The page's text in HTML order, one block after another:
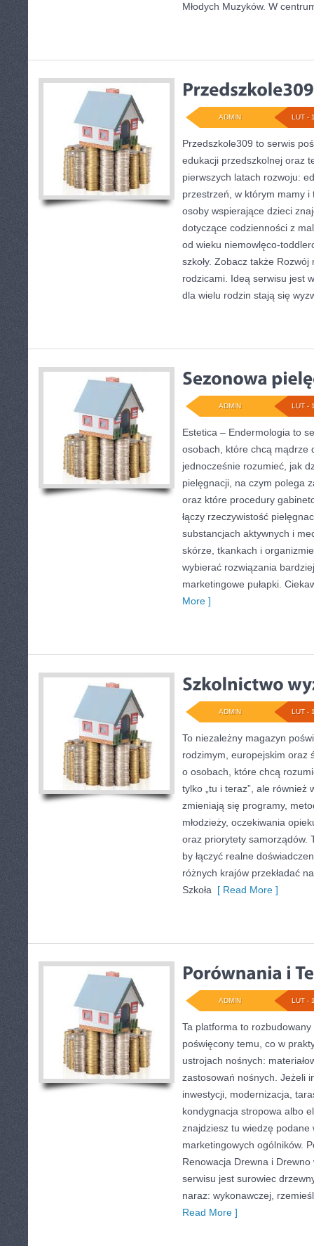
Młodych Muzyków. W
LUT -
ADMIN
Przedszkole309 to serwis
edukacji przedszkolnej oraz
pierwszych latach rozwoju:
przestrzeń, w którym mamy
osoby wspierające dzieci
dotyczące codzienności z
od wieku niemowlęco-
szkoły. Zobacz także
rodzicami. Ideą serwisu jest
dla wielu rodzin stają się
LUT -
ADMIN
Estetica – Endermologia to
osobach, które chcą mądrze
jednocześnie rozumieć, jak
pielęgnacji, na czym polega
oraz które procedury
łączy rzeczywistość
substancjach aktywnych i
skórze, tkankach i
wybierać rozwiązania
marketingowe pułapki.
More ]
LUT -
ADMIN
To niezależny magazyn
rodzimym, europejskim oraz
o osobach, które chcą
tylko „tu i teraz”, ale również
zmieniają się programy,
młodzieży, oczekiwania
oraz priorytety samorządów.
by łączyć realne
różnych krajów przekładać
Szkoła [ Read More ]
LUT -
ADMIN
Ta platforma to
poświęcony temu, co w
ustrojach nośnych:
zastosowań nośnych. Jeżeli
inwestycji, modernizacja,
kondygnacja stropowa albo
znajdziesz tu wiedzę
marketingowych ogólników.
Renowacja Drewna i
serwisu jest surowiec
naraz: wykonawczej,
Read More ]